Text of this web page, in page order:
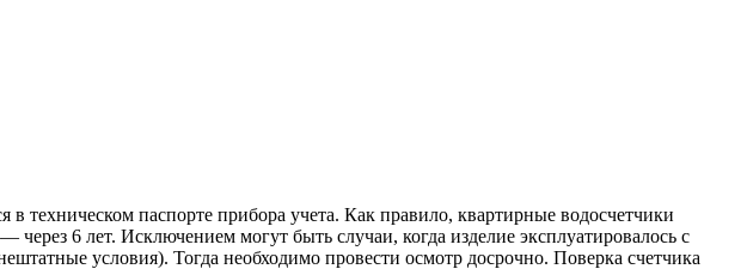
техническом паспорте прибора учета. Как правило, квартирные водосчетчики
6 лет. Исключением могут быть случаи, когда изделие эксплуатировалось с
условия). Тогда необходимо провести осмотр досрочно. Поверка счетчика